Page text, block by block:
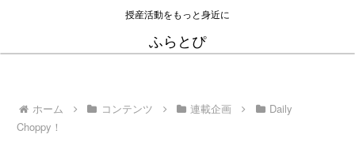
授産活動をもっと身近に
ふらとぴ
ホーム コンテンツ 連載企画
Daily
Choppy！